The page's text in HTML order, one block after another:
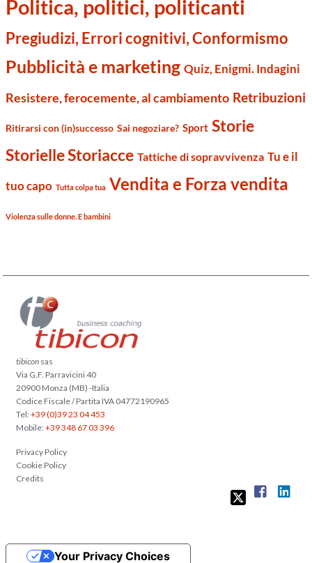
Politica, politici, politicanti
Pregiudizi, Errori cognitivi, Conformismo
Pubblicità e marketing Quiz, Enigmi. Indagini
Resistere, ferocemente, al cambiamento Retribuzioni
Ritirarsi con (in)successo Sai negoziare? Sport Storie
Storielle Storiacce Tattiche di sopravvivenza Tu e il
tuo capo Tutta colpa tua Vendita e Forza vendita
Violenza sulle donne. E bambini
tibicon sas
Via G.F. Parravicini 40
20900 Monza (MB) -Italia
Codice Fiscale / Partita IVA 04772190965
Tel:+39 (0)39 23 04 453
Mobile:+39 348 67 03 396
Privacy Policy
Cookie Policy
Credits
Your Privacy Choices